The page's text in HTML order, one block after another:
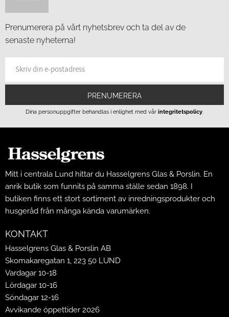
Prenumerera på vårt nyhetsbrev och ta del av de
senaste nyheterna!
PRENUMERERA
Dina personuppgifter behandlas i enlighet med vår integritetspolicy
Mitt i centrala Lund hittar du Hasselgrens Glas & Porslin. En
anrik butik som funnits på samma ställe sedan 1898. I
butiken finns ett stort sortiment av inredningsprodukter och
husgeråd från många kända varumärken.
KONTAKT
Hasselgrens Glas & Porslin AB
Skomakaregatan 1, 223 50 LUND
Vardagar 10-18
Lördagar 10-16
Söndagar 12-16
Avvikande öppettider 2026